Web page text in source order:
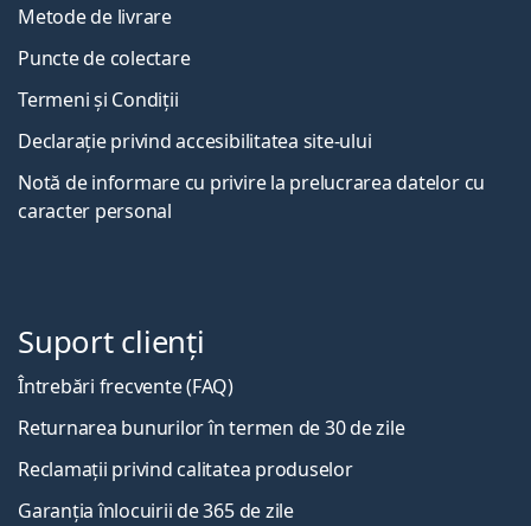
Metode de livrare
Puncte de colectare
Termeni și Condiții
Declarație privind accesibilitatea site-ului
Notă de informare cu privire la prelucrarea datelor cu
caracter personal
Suport clienți
Întrebări frecvente (FAQ)
Returnarea bunurilor în termen de 30 de zile
Reclamații privind calitatea produselor
Garanția înlocuirii de 365 de zile